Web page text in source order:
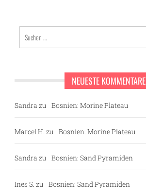
nach:
NEUESTE KOMMENTARE
Sandra zu Bosnien: Morine Plateau
Marcel H. zu Bosnien: Morine Plateau
Sandra zu Bosnien: Sand Pyramiden
Ines S. zu Bosnien: Sand Pyramiden